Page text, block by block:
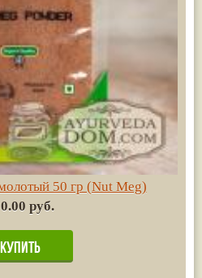
50 гр (Nut Meg)
руб.